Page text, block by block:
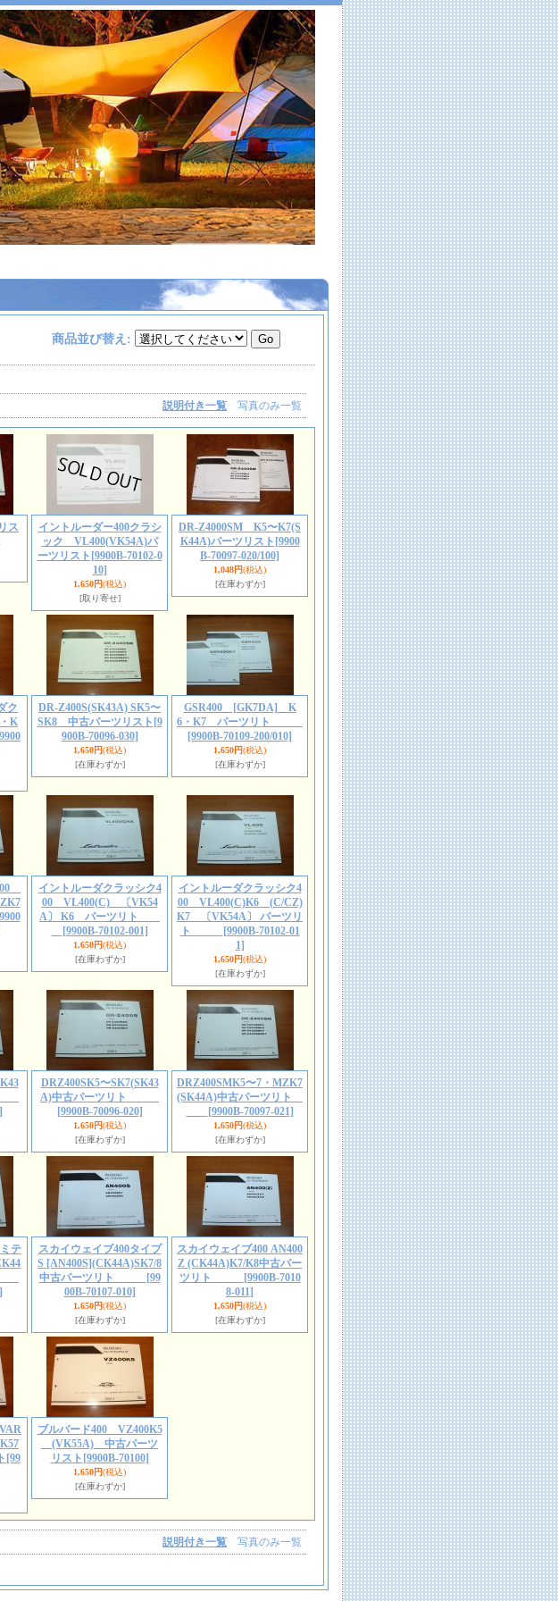
商品並び替え :
説明付き一覧 写真のみ一覧
ス
イントルーダー400クラシ
ック VL400(VK54A)パ
ーツリスト [9900B-70102-0
10]
1,650円(税込)
[取り寄せ]
DR-Z4000SM K5〜K7(S
K44A)パーツリスト [9900
B-70097-020/100]
1,048円(税込)
[在庫わずか]
ク
K
DR-Z400S(SK43A) SK5〜
SK8 中古パーツリスト [9
900B-70096-030]
1,650円(税込)
[在庫わずか]
GSR400 [GK7DA] K
6・K7 パーツリト
[9900B-70109-200/010]
1,650円(税込)
[在庫わずか]
イントルーダクラッシク4
00 VL400(C) 〔VK54
A〕 K6 パーツリト
[9900B-70102-001]
1,650円(税込)
[在庫わずか]
イントルーダクラッシク4
00 VL400(C)K6 (C/CZ)
K7 〔VK54A〕 パーツリ
ト
[9900B-70102-01
1]
1,650円(税込)
[在庫わずか]
DRZ400SK5〜SK7(SK43
A)中古パーツリト
[9900B-70096-020]
1,650円(税込)
[在庫わずか]
DRZ400SMK5〜7・MZK7
(SK44A)中古パーツリト
[9900B-70097-021]
1,650円(税込)
[在庫わずか]
テ
スカイウェイブ400タイプ
S [AN400S](CK44A)SK7/8
中古パーツリト
[99
00B-70107-010]
1,650円(税込)
[在庫わずか]
スカイウェイブ400 AN400
Z (CK44A)K7/K8中古パー
ツリト
[9900B-7010
8-011]
1,650円(税込)
[在庫わずか]
[99
ブルバード400 VZ400K5
(VK55A) 中古パーツ
リスト [9900B-70100]
1,650円(税込)
[在庫わずか]
説明付き一覧 写真のみ一覧